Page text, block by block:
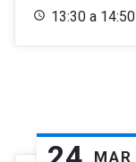
13:30 a 14:50
MAR